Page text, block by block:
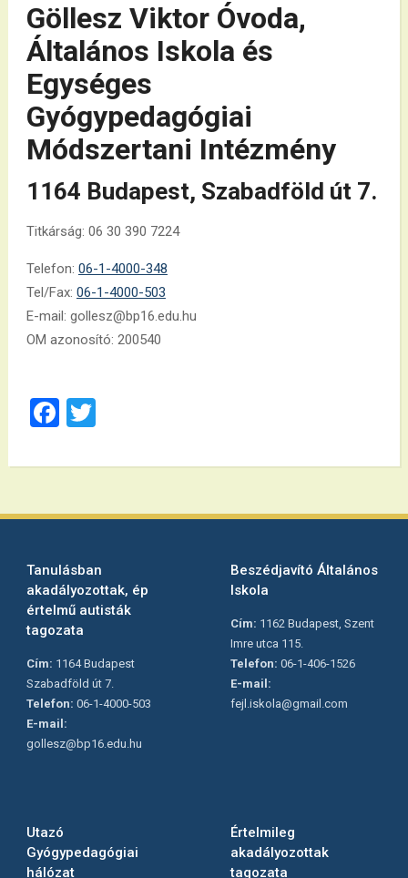
Göllesz Viktor Óvoda,
Általános Iskola és
Egységes
Gyógypedagógiai
Módszertani Intézmény
1164 Budapest, Szabadföld út 7.
Titkárság: 06 30 390 7224
Telefon: 06-1-4000-348
Tel/Fax: 06-1-4000-503
E-mail: gollesz@bp16.edu.hu
OM azonosító: 200540
Facebook
Twitter
Tanulásban
akadályozottak, ép
értelmű autisták
tagozata
Cím: 1164 Budapest
Szabadföld út 7.
Telefon: 06-1-4000-503
E-mail:
gollesz@bp16.edu.hu
Beszédjavító Általános
Iskola
Cím: 1162 Budapest, Szent
Imre utca 115.
Telefon: 06-1-406-1526
E-mail:
fejl.iskola@gmail.com
Utazó
Gyógypedagógiai
hálózat
Értelmileg
akadályozottak
tagozata